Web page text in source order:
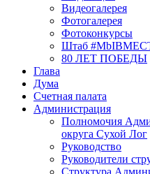
Видеогалерея
Фотогалерея
Фотоконкурсы
Штаб
80 ЛЕТ ПОБЕДЫ
Глава
Дума
Счетная палата
Администрация
Полномочия
округа Сухой Лог
Руководство
Руководители
Структура